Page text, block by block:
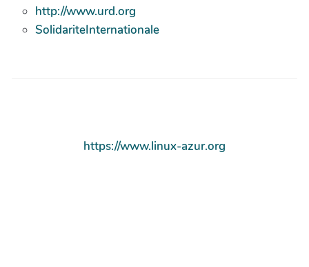
http://www.urd.org
SolidariteInternationale
https://www.linux-azur.org